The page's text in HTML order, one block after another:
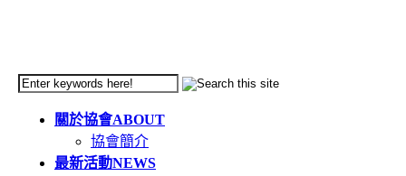
關於協會ABOUT
協會簡介
最新活動NEWS